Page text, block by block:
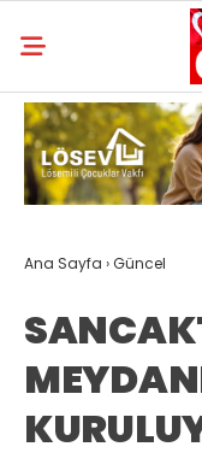
Ana Sayfa ›Güncel